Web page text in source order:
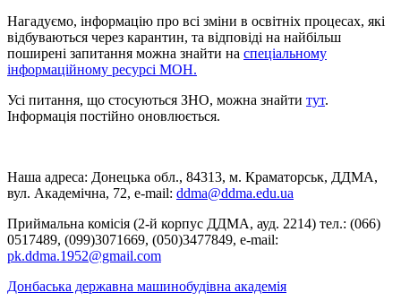
Нагадуємо, інформацію про всі зміни в освітніх процесах, які
відбуваються через карантин, та відповіді на найбільш
поширені запитання можна знайти на спеціальному
інформаційному ресурсі МОН.
Усі питання, що стосуються ЗНО, можна знайти тут.
Інформація постійно оновлюється.
Наша адреса: Донецька обл., 84313, м. Краматорськ, ДДМА,
вул. Академічна, 72, е-mail: ddma@ddma.edu.ua
Приймальна комісія (2-й корпус ДДМА, ауд. 2214) тел.: (066)
0517489, (099)3071669, (050)3477849, e-mail:
pk.ddma.1952@gmail.com
Донбаська державна машинобудівна академія